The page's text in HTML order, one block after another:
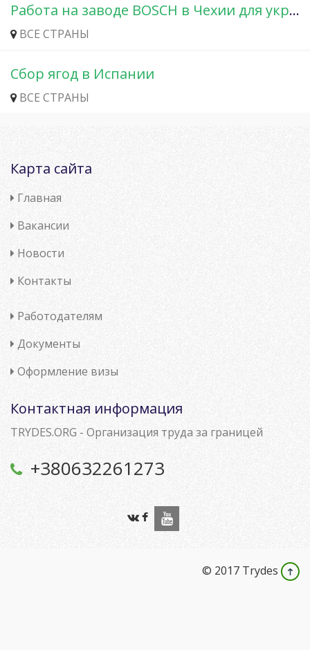
Работа на заводе BOSCH в Чехии для украинцев
ВСЕ СТРАНЫ
Сбор ягод в Испании
ВСЕ СТРАНЫ
Карта сайта
Главная
Вакансии
Новости
Контакты
Работодателям
Документы
Оформление визы
Контактная информация
TRYDES.ORG - Организация труда за границей
+380632261273
© 2017 Trydes